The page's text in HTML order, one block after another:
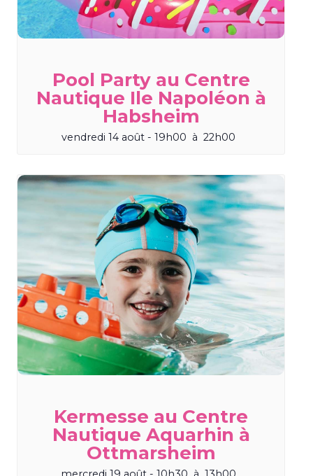
Pool Party au Centre
Nautique Ile Napoléon à
Habsheim
vendredi 14 août - 19h00 à 22h00
Kermesse au Centre
Nautique Aquarhin à
Ottmarsheim